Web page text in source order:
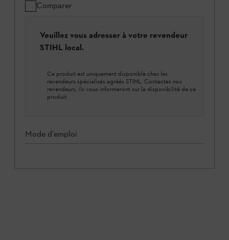
Comparer
Veuillez vous adresser à votre revendeur
STIHL local.
Ce produit est uniquement disponible chez les
revendeurs spécialisés agréés STIHL. Contactez nos
revendeurs, ils vous informeront sur la disponibilité de ce
produit.
Mode d'emploi